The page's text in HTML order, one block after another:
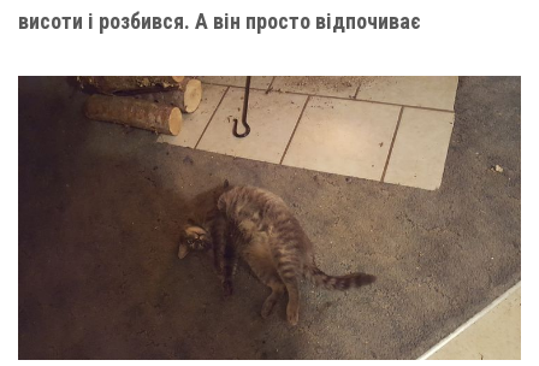
висоти і розбився. А він просто відпочиває